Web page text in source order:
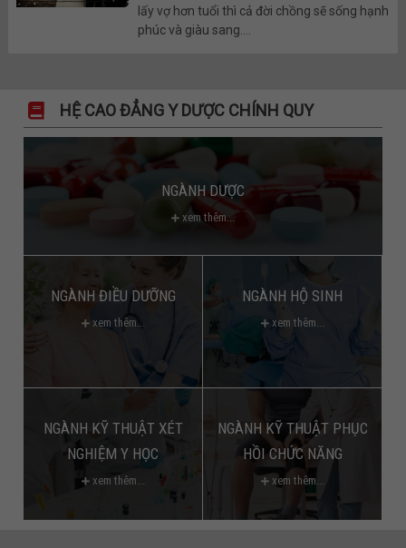
lấy vợ hơn tuổi thì cả đời chồng sẽ sống hạnh
phúc và giàu sang....
HỆ CAO ĐẲNG Y DƯỢC CHÍNH QUY
NGÀNH DƯỢC
xem thêm...
NGÀNH ĐIỀU DƯỠNG
xem thêm...
NGÀNH HỘ SINH
xem thêm...
NGÀNH KỸ THUẬT XÉT
NGHIỆM Y HỌC
xem thêm...
NGÀNH KỸ THUẬT PHỤC
HỒI CHỨC NĂNG
xem thêm...